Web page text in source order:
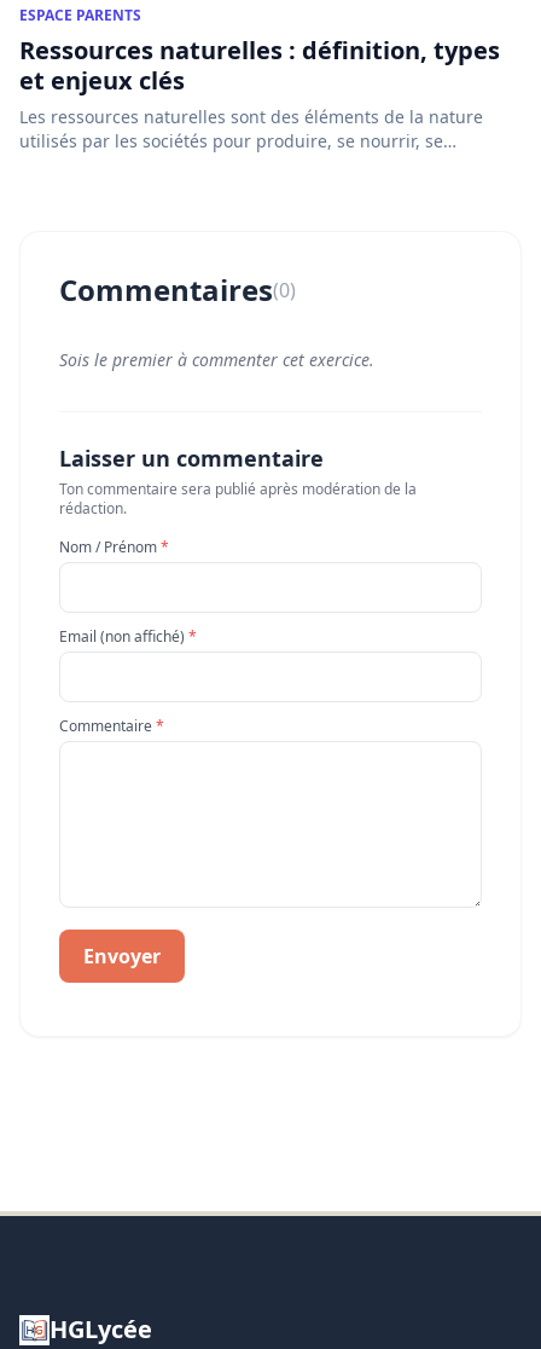
ESPACE PARENTS
Ressources naturelles : définition, types
et enjeux clés
Les ressources naturelles sont des éléments de la nature
utilisés par les sociétés pour produire, se nourrir, se
Commentaires(0)
Sois le premier à commenter cet exercice.
Laisser un commentaire
Ton commentaire sera publié après modération de la
rédaction.
Nom / Prénom*
Email (non affiché) *
Commentaire*
Envoyer
HGLycée